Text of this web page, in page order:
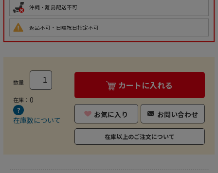
沖縄・離島配送不可
返品不可・日曜祝日指定不可
数量
在庫： 0
在庫数について
カートに入れる
お気に入り お問い合わせ
在庫以上のご注文について